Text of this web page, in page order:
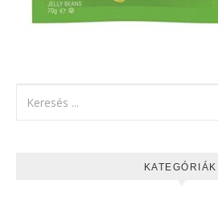
KATEGÓRIÁK